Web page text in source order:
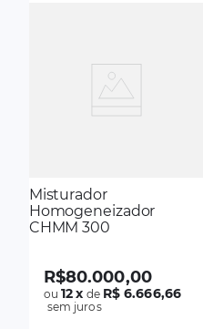
Misturador
Homogeneizador
CHMM 300
R$80.000,00
ou12x de R$ 6.666,66
sem juros